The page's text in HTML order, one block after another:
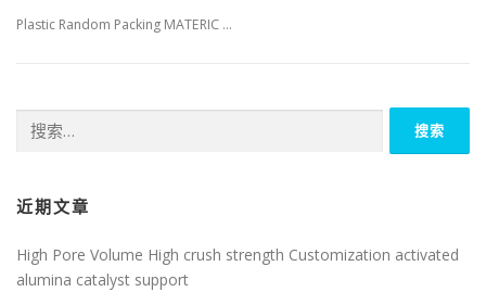
Plastic Random Packing MATERIC …
索：
近期文章
High Pore Volume High crush strength Customization activated
alumina catalyst support